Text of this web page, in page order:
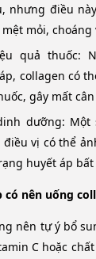
nhưng điều
mỏi, choáng
quả thuốc:
collagen có
gây mất
dưỡng: Một
vị có thể
huyết áp
nên uống
nên tự ý bổ
C hoặc